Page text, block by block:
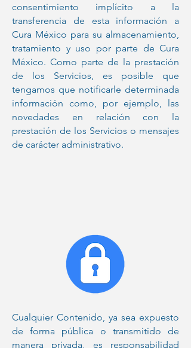
consentimiento implícito a la
transferencia de esta información a
Cura México para su almacenamiento,
tratamiento y uso por parte de Cura
México. Como parte de la prestación
de los Servicios, es posible que
tengamos que notificarle determinada
información como, por ejemplo, las
novedades en relación con la
prestación de los Servicios o mensajes
de carácter administrativo.
Cualquier Contenido, ya sea expuesto
de forma pública o transmitido de
manera privada, es responsabilidad